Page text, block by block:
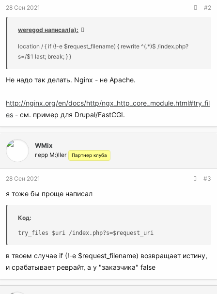
28 Сен 2021 #2
weregod написал(а):
location / { if (!-e $request_filename) { rewrite ^(.*)$ /index.php?
s=/$1 last; break; } }
Не надо так делать. Nginx - не Apache.
http://nginx.org/en/docs/http/ngx_http_core_module.html#try_fil
es - см. пример для Drupal/FastCGI.
WMix
герр M:)ller Партнер клуба
28 Сен 2021 #3
я тоже бы проще написал
Код:
try_files $uri /index.php?s=$request_uri
в твоем случае if (!-e $request_filename) возвращает истину,
и срабатывает реврайт, а у "заказчика" false